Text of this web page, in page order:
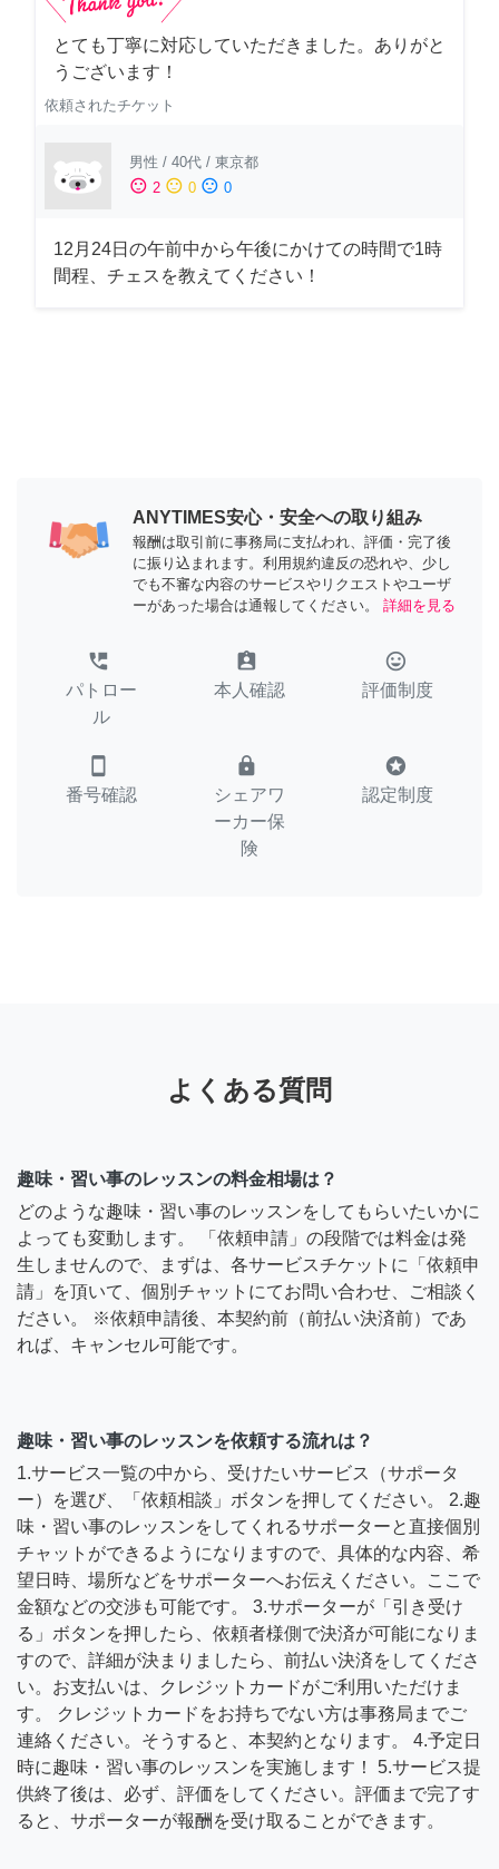
とても丁寧に対応していただきました。ありがと
うございます！
依頼されたチケット
男性 / 40代 / 東京都
sentiment_satisfied 2 sentiment_neutral 0 sentiment_dissatisfied 0
12月24日の午前中から午後にかけての時間で1時
間程、チェスを教えてください！
ANYTIMES安心・安全への取り組み
報酬は取引前に事務局に支払われ、評価・完了後
に振り込まれます。利用規約違反の恐れや、少し
でも不審な内容のサービスやリクエストやユーザ
ーがあった場合は通報してください。
詳細を見る
perm_phone_msg
パトロー
ル
assignment_ind
本人確認
tag_faces
評価制度
smartphone
番号確認
lock
シェアワ
ーカー保
険
stars
認定制度
よくある質問
趣味・習い事のレッスンの料金相場は？
どのような趣味・習い事のレッスンをしてもらいたいかに
よっても変動します。 「依頼申請」の段階では料金は発
生しませんので、まずは、各サービスチケットに「依頼申
請」を頂いて、個別チャットにてお問い合わせ、ご相談く
ださい。 ※依頼申請後、本契約前（前払い決済前）であ
れば、キャンセル可能です。
趣味・習い事のレッスンを依頼する流れは？
1.サービス一覧の中から、受けたいサービス（サポータ
ー）を選び、「依頼相談」ボタンを押してください。 2.趣
味・習い事のレッスンをしてくれるサポーターと直接個別
チャットができるようになりますので、具体的な内容、希
望日時、場所などをサポーターへお伝えください。ここで
金額などの交渉も可能です。 3.サポーターが「引き受け
る」ボタンを押したら、依頼者様側で決済が可能になりま
すので、詳細が決まりましたら、前払い決済をしてくださ
い。お支払いは、クレジットカードがご利用いただけま
す。 クレジットカードをお持ちでない方は事務局までご
連絡ください。そうすると、本契約となります。 4.予定日
時に趣味・習い事のレッスンを実施します！ 5.サービス提
供終了後は、必ず、評価をしてください。評価まで完了す
ると、サポーターが報酬を受け取ることができます。